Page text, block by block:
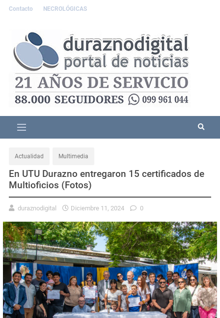
Contacto NECROLÓGICAS
Actualidad Multimedia
En UTU Durazno entregaron 15 certificados de
Multioficios (Fotos)
duraznodigital Diciembre 11, 2024 0